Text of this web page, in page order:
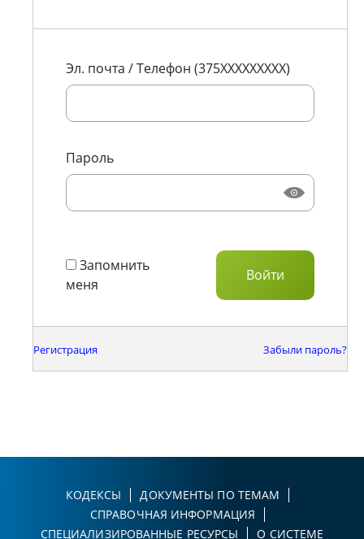
Эл. почта / Телефон (375XXXXXXXXX)
Пароль
Запомнить
меня
Регистрация Забыли пароль?
КОДЕКСЫ
ДОКУМЕНТЫ ПО ТЕМАМ
СПРАВОЧНАЯ ИНФОРМАЦИЯ
СПЕЦИАЛИЗИРОВАННЫЕ РЕСУРСЫ
О СИСТЕМЕ